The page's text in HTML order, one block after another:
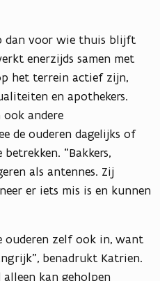
dan voor wie thuis blijft
enerzijds samen met
het terrein actief zijn,
en apothekers.
andere
de ouderen dagelijks of
“Bakkers,
als antennes. Zij
er iets mis is en kunnen
ouderen zelf ook in, want
benadrukt Katrien.
kan geholpen